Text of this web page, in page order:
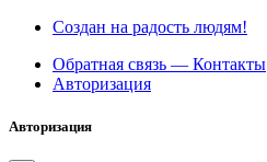
Создан на радость людям!
Обратная связь — Контакты
Авторизация
Авторизация